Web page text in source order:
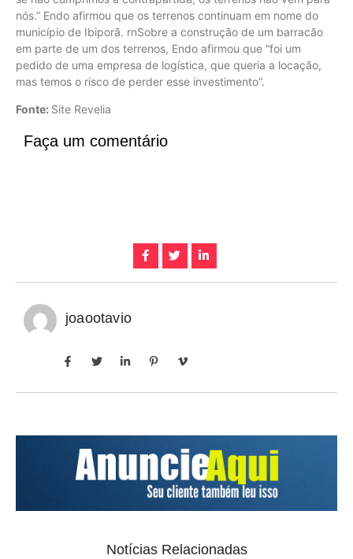
nós.” Endo afirmou que os terrenos continuam em nome do
município de Ibiporã. rnSobre a construção de um barracão
em parte de um dos terrenos, Endo afirmou que “foi um
pedido de uma empresa de logística, que queria a locação,
mas temos o risco de perder esse investimento”.
Fonte: Site Revelia
Faça um comentário
joaootavio
Notícias Relacionadas